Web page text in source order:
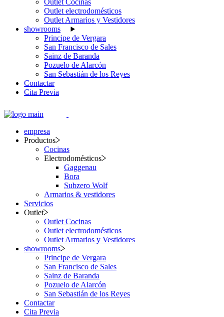
Outlet Cocinas
Outlet electrodomésticos
Outlet Armarios y Vestidores
showrooms
Principe de Vergara
San Francisco de Sales
Sainz de Baranda
Pozuelo de Alarcón
San Sebastián de los Reyes
Contactar
Cita Previa
empresa
Productos
Cocinas
Electrodomésticos
Gaggenau
Bora
Subzero Wolf
Armarios & vestidores
Servicios
Outlet
Outlet Cocinas
Outlet electrodomésticos
Outlet Armarios y Vestidores
showrooms
Principe de Vergara
San Francisco de Sales
Sainz de Baranda
Pozuelo de Alarcón
San Sebastián de los Reyes
Contactar
Cita Previa